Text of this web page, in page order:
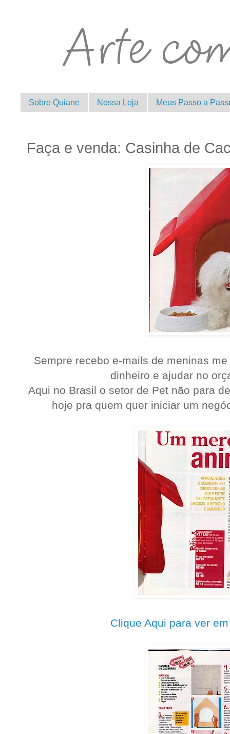
Sobre Quiane Nossa Loja Meus Passo a
Faça e venda: Casinha de
Sempre recebo e-mails de meninas
dinheiro e ajudar no
Aqui no Brasil o setor de Pet não para
hoje pra quem quer iniciar um
Clique Aqui para ver